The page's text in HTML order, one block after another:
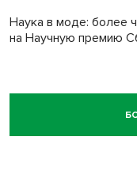
Наука в моде: более
на Научную премию